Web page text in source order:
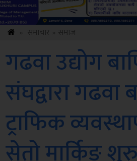
गढवा उद्योग
संघद्वारा गढवा
ट्राफिक